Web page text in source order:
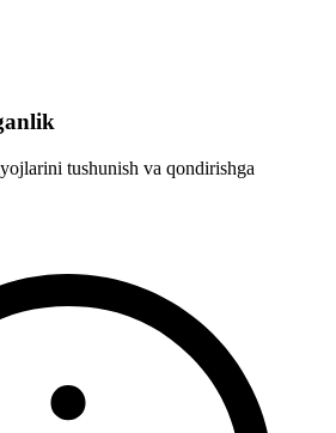
tushunish va qondirishga